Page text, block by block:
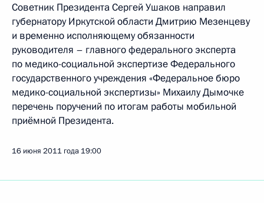
Советник Президента Сергей Ушаков направил
губернатору Иркутской области Дмитрию Мезенцеву
и временно исполняющему обязанности
руководителя – главного федерального эксперта
по медико-социальной экспертизе Федерального
государственного учреждения «Федеральное бюро
медико-социальной экспертизы» Михаилу Дымочке
перечень поручений по итогам работы мобильной
приёмной Президента.
16 июня 2011 года 19:00